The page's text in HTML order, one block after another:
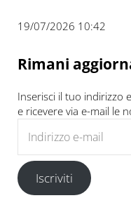
19/07/2026 10:42
Rimani
Inserisci il tuo indirizzo
e ricevere via e-mail le
Iscriviti